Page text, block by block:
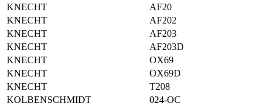
KNECHT
AF20
KNECHT
AF202
KNECHT
AF203
KNECHT
AF203D
KNECHT
OX69
KNECHT
OX69D
KNECHT
T208
KOLBENSCHMIDT
024-OC